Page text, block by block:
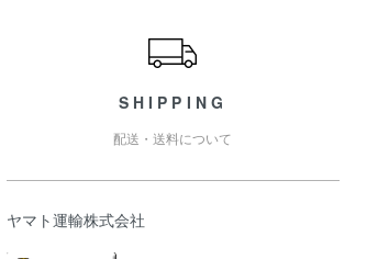
SHIPPING
配送・送料について
ヤマト運輸株式会社